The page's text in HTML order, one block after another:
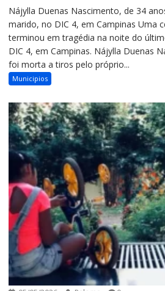
Nájylla Duenas Nascimento, de 34
marido, no DIC 4, em Campinas Uma
terminou em tragédia na noite do
DIC 4, em Campinas. Nájylla Duenas
foi morta a tiros pelo próprio...
Municipios